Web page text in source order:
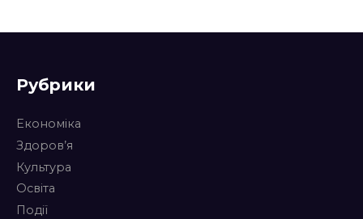
Рубрики
Економіка
Здоров’я
Культура
Освіта
Події